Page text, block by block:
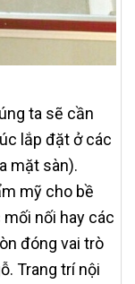
ta sẽ cần
lắp đặt ở các
mặt sàn).
mỹ cho bề
nối hay các
đóng vai trò
Trang trí nội